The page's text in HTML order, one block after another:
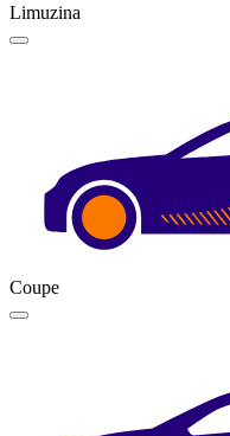
Limuzina
Coupe